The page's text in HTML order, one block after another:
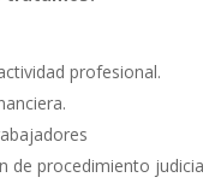
profesional.
de procedimiento